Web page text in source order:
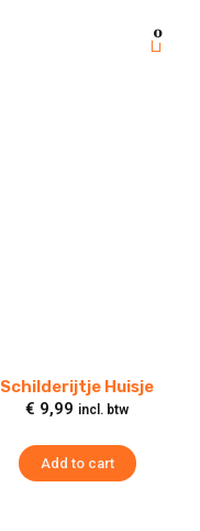
0
Schilderijtje Huisje
€ 9,99 incl. btw
Add to cart